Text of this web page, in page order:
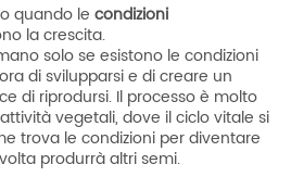
quando le condizioni
la crescita.
solo se esistono le condizioni
di svilupparsi e di creare un
di riprodursi. Il processo è molto
vegetali, dove il ciclo vitale si
trova le condizioni per diventare
produrrà altri semi.